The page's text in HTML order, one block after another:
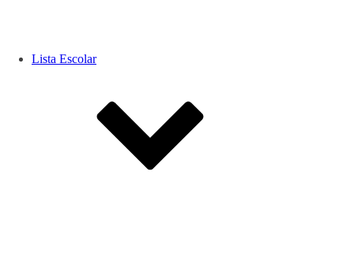
Lista Escolar